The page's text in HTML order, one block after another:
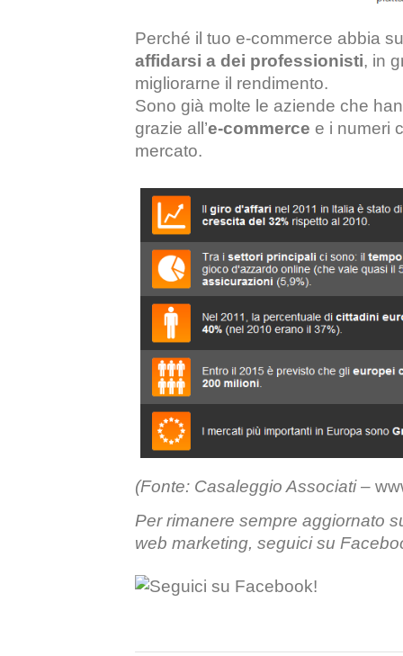
Perché il tuo e-commerce abbia
affidarsi a dei professionisti, in
migliorarne il rendimento.
Sono già molte le aziende che
grazie all’e-commerce e i numeri
mercato.
(Fonte: Casaleggio Associati –
Per rimanere sempre aggiornato
web marketing, seguici su